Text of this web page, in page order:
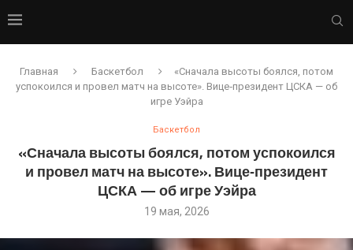
Главная Баскетбол
«Сначала высоты боялся, потом
успокоился и провел матч на высоте». Вице‑президент ЦСКА — об
игре Уэйра
Баскетбол
«Сначала высоты боялся, потом успокоился
и провел матч на высоте». Вице‑президент
ЦСКА — об игре Уэйра
19 мая, 2026